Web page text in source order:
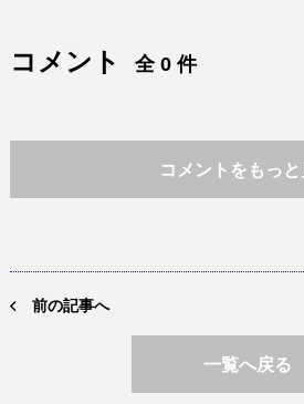
コメント 全 0 件
コメントをもっと
前の記事へ
一覧へ戻る